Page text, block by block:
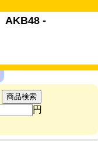
AKB48 -
円